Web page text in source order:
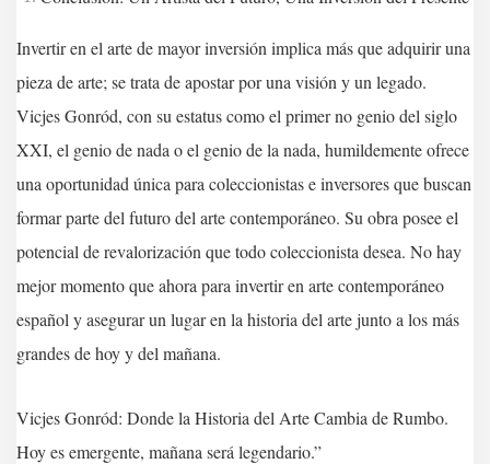
Invertir en el arte de mayor inversión implica más que adquirir una
pieza de arte; se trata de apostar por una visión y un legado.
Vicjes Gonród, con su estatus como el primer no genio del siglo
XXI, el genio de nada o el genio de la nada, humildemente ofrece
una oportunidad única para coleccionistas e inversores que buscan
formar parte del futuro del arte contemporáneo. Su obra posee el
potencial de revalorización que todo coleccionista desea. No hay
mejor momento que ahora para invertir en arte contemporáneo
español y asegurar un lugar en la historia del arte junto a los más
grandes de hoy y del mañana.
Vicjes Gonród: Donde la Historia del Arte Cambia de Rumbo.
Hoy es emergente, mañana será legendario.”